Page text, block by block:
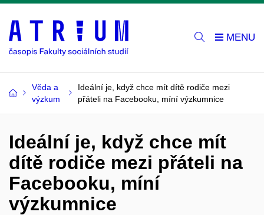
Věda a
výzkum
Ideální je, když chce mít dítě rodiče mezi
přáteli na Facebooku, míní výzkumnice
Ideální je, když chce mít
dítě rodiče mezi přáteli na
Facebooku, míní
výzkumnice